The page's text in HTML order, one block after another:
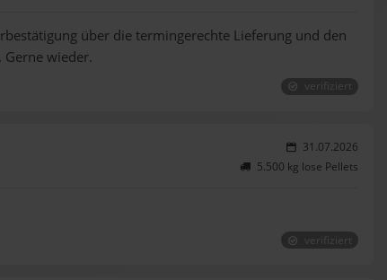
über die termingerechte Lieferung und den
wieder.
verifiziert
31.07.2026
5.500 kg lose Pellets
verifiziert